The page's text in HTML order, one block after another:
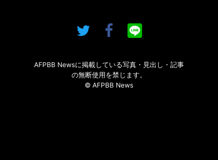
AFPBB Newsに掲載している写真・見出し・記事
の無断使用を禁じます。
© AFPBB News